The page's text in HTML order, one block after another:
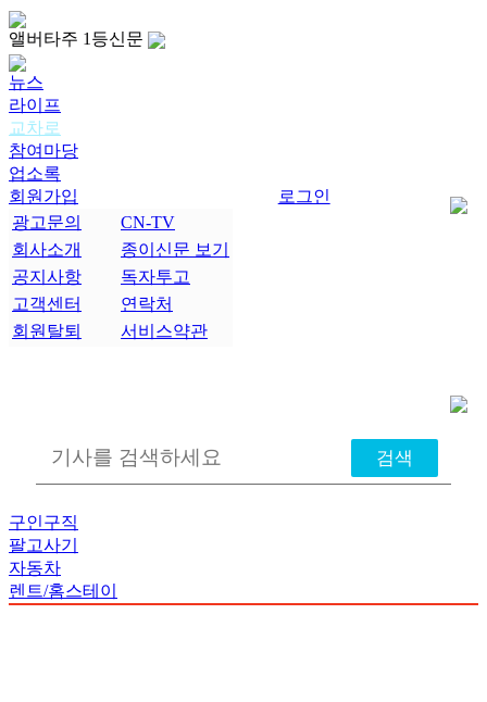
앨버타주 1등신문
뉴스
라이프
교차로
참여마당
업소록
회원가입
로그인
광고문의
CN-TV
회사소개
종이신문 보기
공지사항
독자투고
고객센터
연락처
회원탈퇴
서비스약관
구인구직
팔고사기
자동차
렌트/홈스테이